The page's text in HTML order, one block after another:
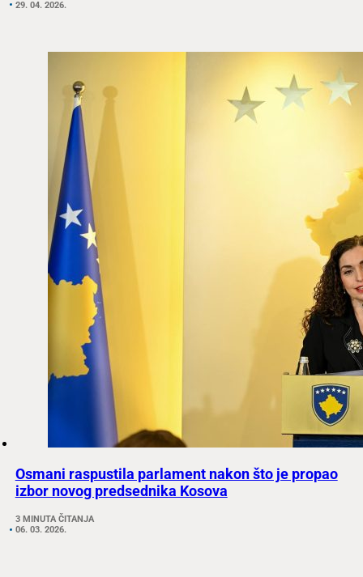
29. 04. 2026.
Osmani raspustila parlament nakon što je propao
izbor novog predsednika Kosova
3 MINUTA ČITANJA
06. 03. 2026.